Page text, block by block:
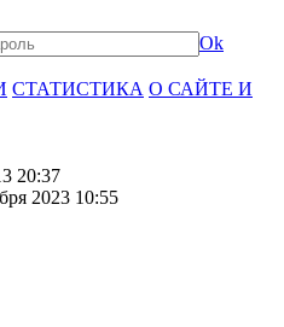
Ok
СТАТИСТИКА О САЙТЕ И
20:37
2023 10:55